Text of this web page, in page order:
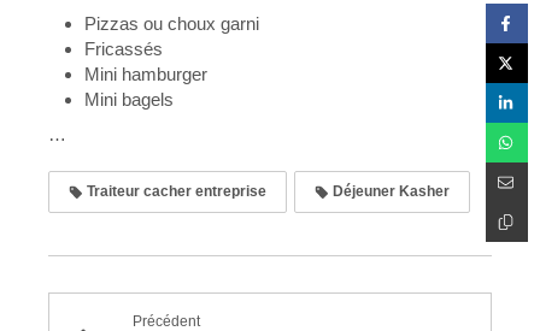
Pizzas ou choux garni
Fricassés
Mini hamburger
Mini bagels
…
Traiteur cacher entreprise Déjeuner Kasher
Précédent